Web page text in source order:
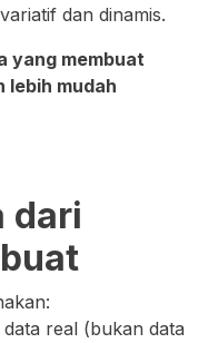
dan dinamis.
yang membuat
lebih mudah
dari
real (bukan data